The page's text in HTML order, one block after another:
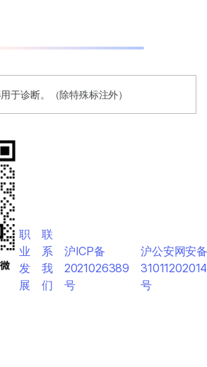
于诊断。（除特殊标注外）
职
业
发
展
联
系
我
们
沪ICP备
2021026389
号
沪公安网安
号